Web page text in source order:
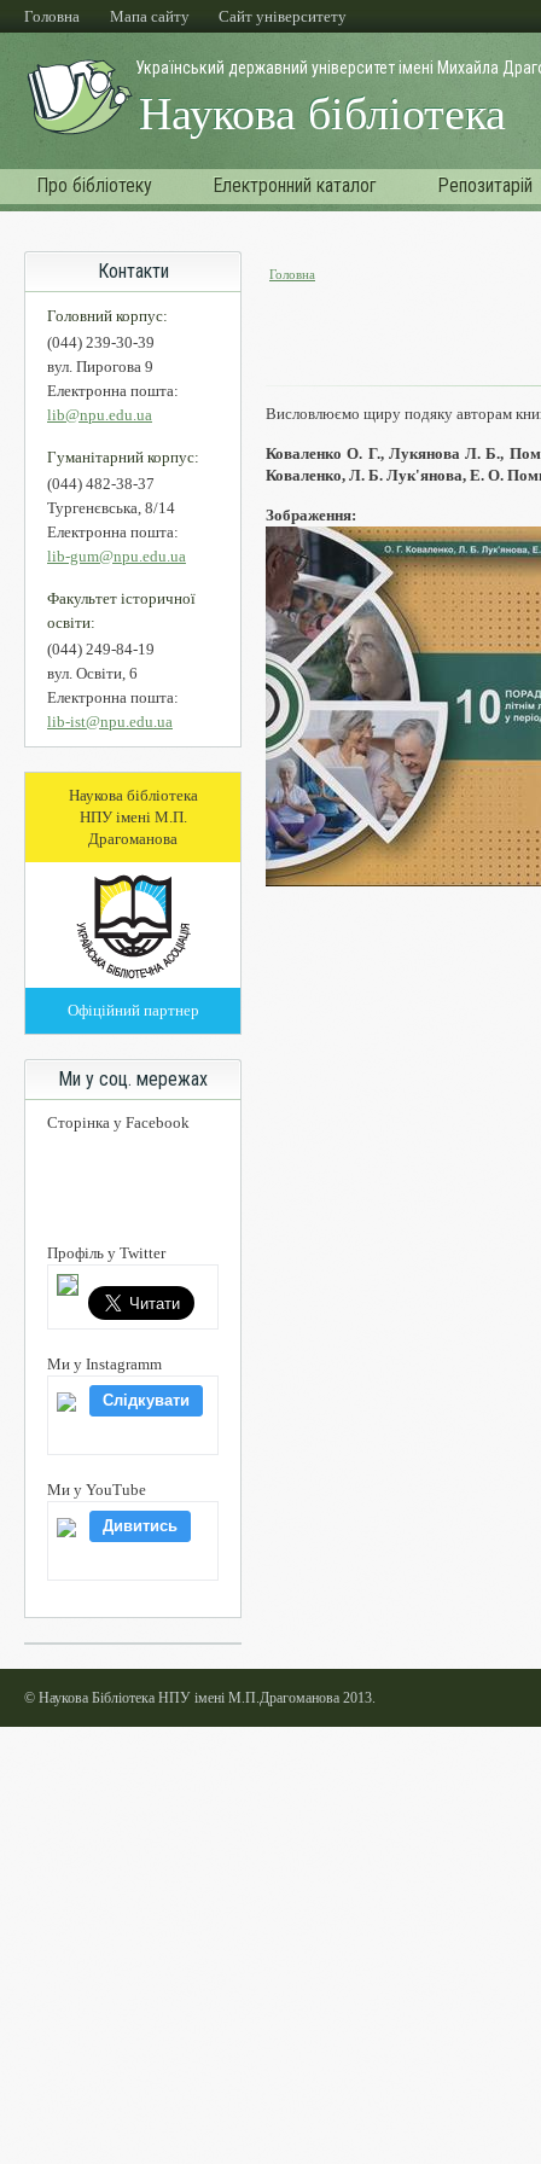
Перейти до основного матеріалу
Головна Мапа сайту Cайт університету
Український державний університет імені Михайла
Наукова бібліотека
Про бібліотеку Електронний каталог Репозитарій
Контакти
Головний корпус:
(044) 239-30-39
вул. Пирогова 9
Електронна пошта:
lib@npu.edu.ua
Гуманітарний корпус:
(044) 482-38-37
Тургенєвська, 8/14
Електронна пошта:
lib-gum@npu.edu.ua
Факультет історичної
освіти:
(044) 249-84-19
вул. Освіти, 6
Електронна пошта:
lib-ist@npu.edu.ua
Наукова бібліотека
НПУ імені М.П.
Драгоманова
Офіційний партнер
Ми у соц. мережах
Сторінка у Facebook
Профіль у Twitter
Ми у Instagramm
Слідкувати
Ми у YouTube
Дивитись
Ви є тут
Головна
Висловлюємо щиру подяку авторам
Коваленко О. Г., Лукянова Л. Б.,
Коваленко, Л. Б. Лук'янова, Е. О.
Зображення:
© Наукова Бібліотека НПУ імені М.П.Драгоманова 2013.